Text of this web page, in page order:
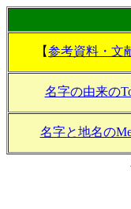
【参考資料・文
名字の由来の
名字と地名の